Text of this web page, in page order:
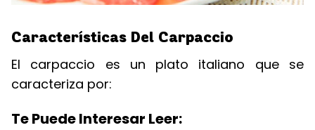
Características Del Carpaccio
El carpaccio es un plato italiano que se
caracteriza por:
Te Puede Interesar Leer: